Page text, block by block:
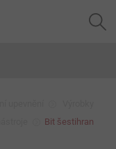
Bit šestihran